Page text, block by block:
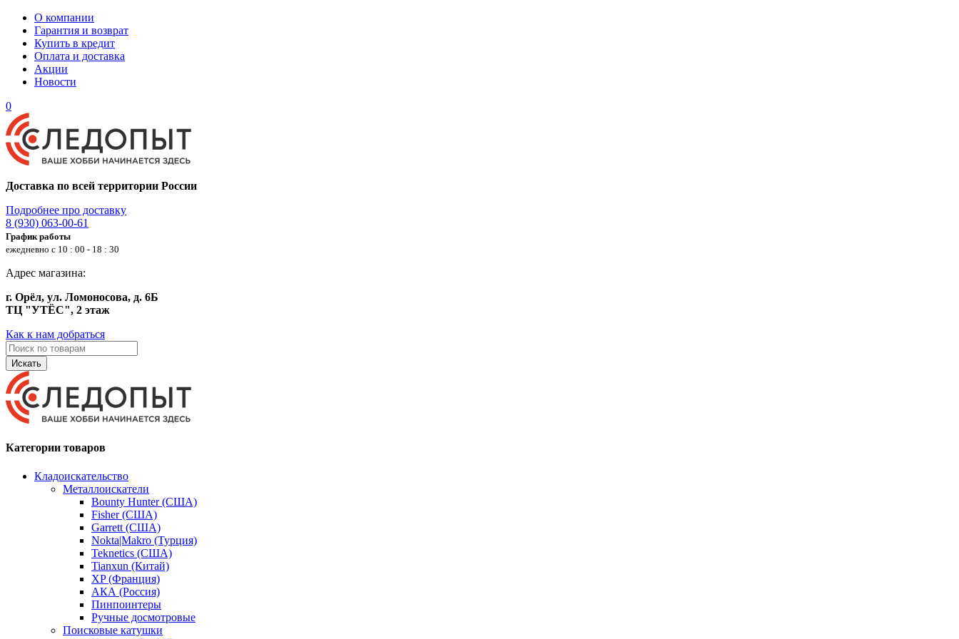
О компании
Гарантия и возврат
Купить в кредит
Оплата и доставка
Акции
Новости
0
Доставка по всей территории России
Подробнее про доставку
8 (930) 063-00-61
График работы
ежедневно с 10 : 00 - 18 : 30
Адрес магазина:
г. Орёл, ул. Ломоносова, д. 6Б
ТЦ "УТЁС", 2 этаж
Как к нам добраться
Искать
Категории товаров
Кладоискательство
Металлоискатели
Bounty Hunter (США)
Fisher (США)
Garrett (США)
Nokta|Makro (Турция)
Teknetics (США)
Tianxun (Китай)
XP (Франция)
АКА (Россия)
Пинпоинтеры
Ручные досмотровые
Поисковые катушки